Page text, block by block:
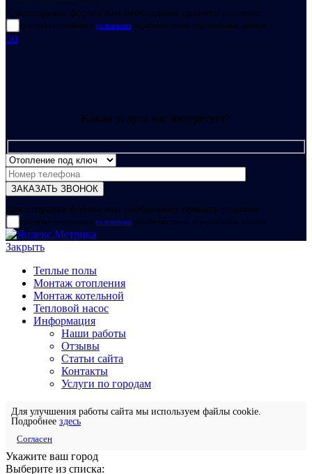
Для отправки формы вам необходимо принять условия:
прочитал и согласен с условиями обработки своих персональных данных
GO
Какая услуга вас интересует?
Для отправки формы вам необходимо принять условия:
прочитал и согласен с условиями обработки своих персональных данных
Закрыть
Теплые полы
Монтаж отопления
Монтаж котельной
Тепловой насос
Информация
Наши работы
Отзывы
Статьи сайта
Контакты
Услуги по городам
Для улучшения работы сайта мы используем файлы cookie.
Подробнее здесь
Согласен
Укажите ваш город
Выберите из списка: